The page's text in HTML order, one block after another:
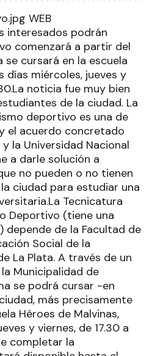
interesados podrán
comenzará a partir del
se cursará en la escuela
días miércoles, jueves y
noticia fue muy bien
de la ciudad. La
deportivo es una de
el acuerdo concretado
la Universidad Nacional
a darle solución a
no pueden o no tienen
ciudad para estudiar una
Tecnicatura
Deportivo (tiene una
depende de la Facultad de
Social de la
La Plata. A través de un
Municipalidad de
se podrá cursar -en
más precisamente
Héroes de Malvinas,
y viernes, de 17.30 a
completar la